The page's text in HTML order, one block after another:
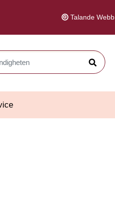
Talande Webb
Sök